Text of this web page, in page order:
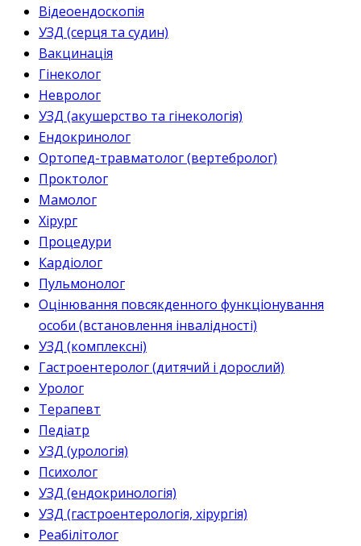
Відеоендоскопія
УЗД (серця та судин)
Вакцинація
Гінеколог
Невролог
УЗД (акушерство та гінекологія)
Ендокринолог
Ортопед-травматолог (вертебролог)
Проктолог
Мамолог
Хірург
Процедури
Кардіолог
Пульмонолог
Оцінювання повсякденного функціонування
особи (встановлення інвалідності)
УЗД (комплексні)
Гастроентеролог (дитячий і дорослий)
Уролог
Терапевт
Педіатр
УЗД (урологія)
Психолог
УЗД (ендокринологія)
УЗД (гастроентерологія, хірургія)
Реабілітолог